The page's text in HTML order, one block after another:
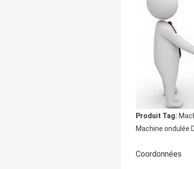
Produit Tag:
Machine ondulée
Coordonnées